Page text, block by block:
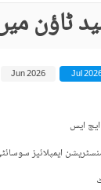
ٹاؤن
ایس
ایمپلائیز
Jul
Jun 2026